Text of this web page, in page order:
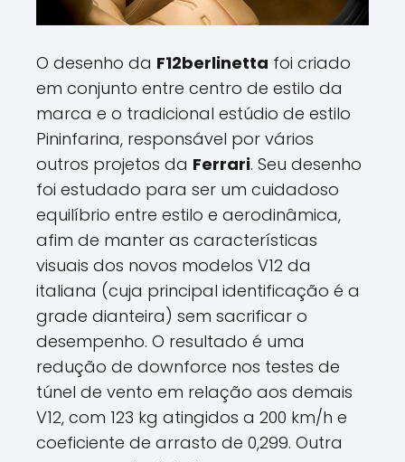
O desenho da F12berlinetta foi criado
em conjunto entre centro de estilo da
marca e o tradicional estúdio de estilo
Pininfarina, responsável por vários
outros projetos da Ferrari. Seu desenho
foi estudado para ser um cuidadoso
equilíbrio entre estilo e aerodinâmica,
afim de manter as características
visuais dos novos modelos V12 da
italiana (cuja principal identificação é a
grade dianteira) sem sacrificar o
desempenho. O resultado é uma
redução de downforce nos testes de
túnel de vento em relação aos demais
V12, com 123 kg atingidos a 200 km/h e
coeficiente de arrasto de 0,299. Outra